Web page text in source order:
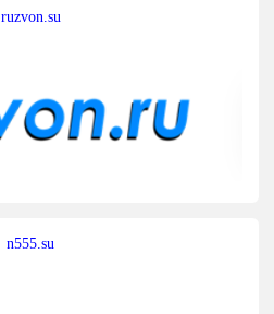
ruzvon.su
n555.su